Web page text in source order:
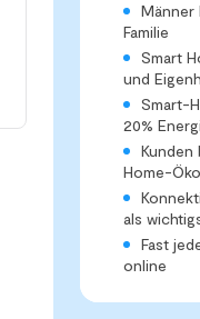
Männer
Familie
Smart
und
Smart-
20%
Kunden
Home-
als
Fast
online